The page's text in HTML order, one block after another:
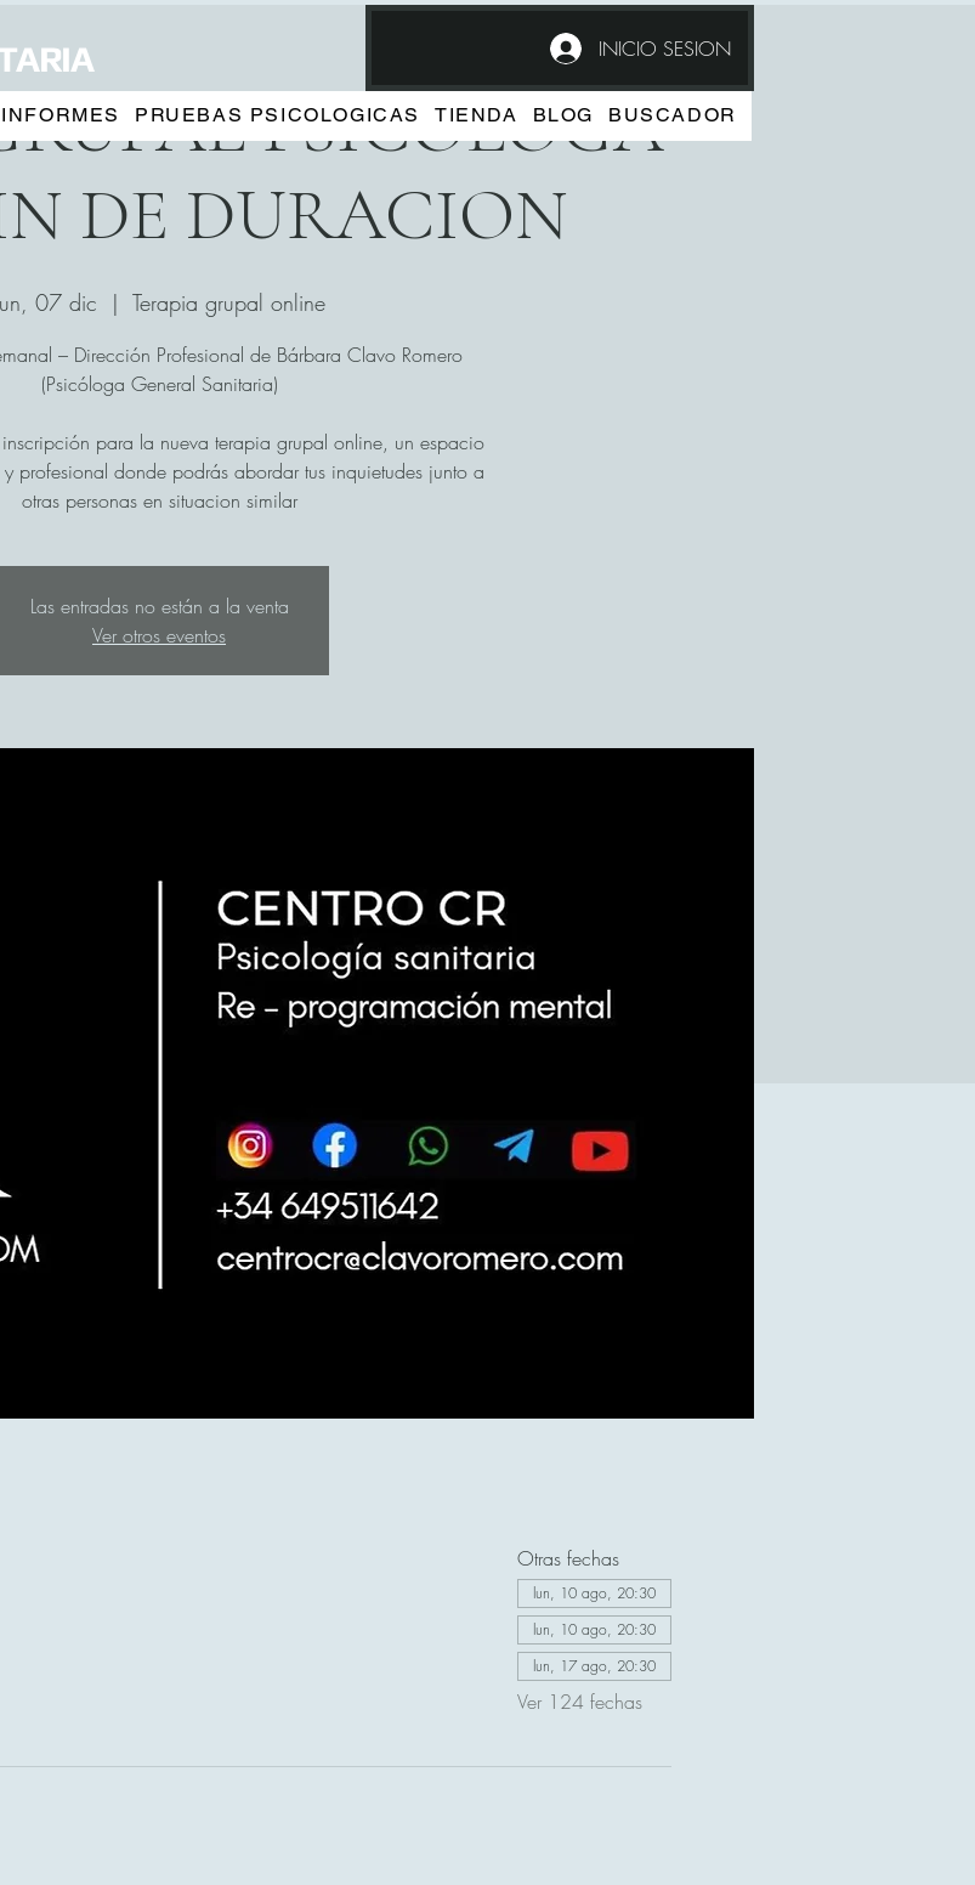
PSICOLOGA
DE DURACION
07 dic
  |
Terapia grupal online
– Dirección Profesional de Bárbara Clavo Romero
(Psicóloga General Sanitaria)
para la nueva terapia grupal online, un espacio
profesional donde podrás abordar tus inquietudes junto a
otras personas en situacion similar
Las entradas no están a la venta
Ver otros eventos
Otras fechas
lun, 10 ago, 20:30
lun, 10 ago, 20:30
lun, 17 ago, 20:30
Ver 124 fechas
INFORMES PRUEBAS PSICOLOGICAS TIENDA BLOG BUSCADOR
INICIO SESION